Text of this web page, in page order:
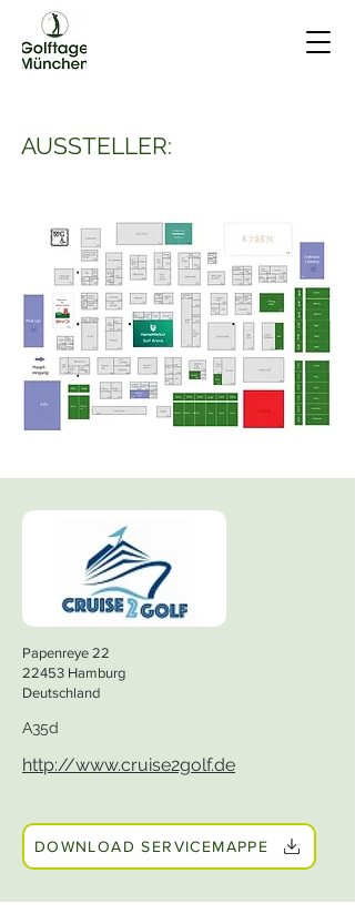
AUSSTELLER:
Papenreye 22
22453 Hamburg
Deutschland
A35d
http://www.cruise2golf.de
DOWNLOAD SERVICEMAPPE